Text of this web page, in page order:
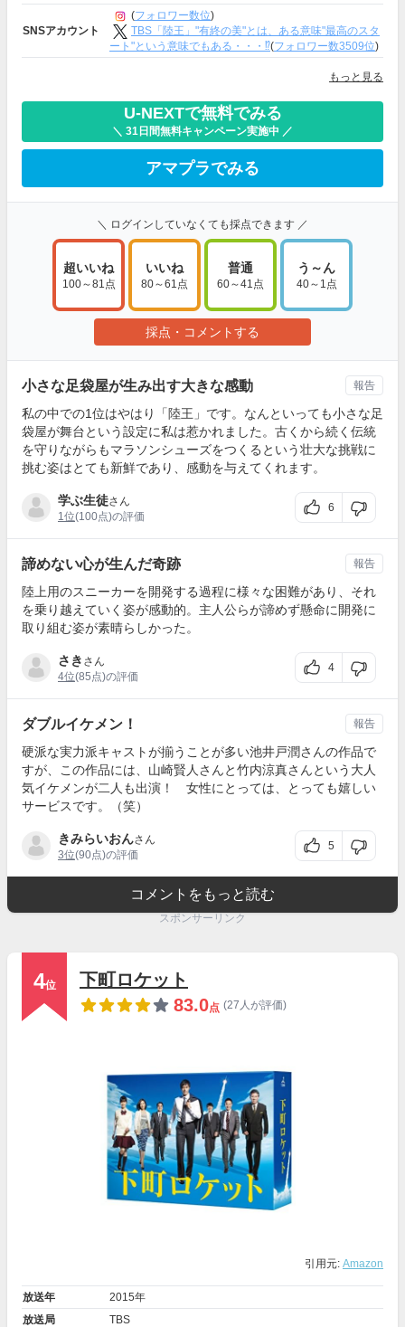
SNSアカウント
(フォロワー数位)
TBS「陸王」"有終の美"とは、ある意味"最高のスタ
ート"という意味でもある・・・⁉️(フォロワー数3509位)
もっと見る
U-NEXTで無料でみる
＼ 31日間無料キャンペーン実施中 ／
アマプラでみる
＼ ログインしていなくても採点できます ／
超いいね
100～81点
いいね
80～61点
普通
60～41点
う～ん
40～1点
採点・コメントする
小さな足袋屋が生み出す大きな感動
私の中での1位はやはり「陸王」です。なんといっても小さな足
袋屋が舞台という設定に私は惹かれました。古くから続く伝統
を守りながらもマラソンシューズをつくるという壮大な挑戦に
挑む姿はとても新鮮であり、感動を与えてくれます。
学ぶ生徒さん
1位(100点)の評価
6
報告
諦めない心が生んだ奇跡
陸上用のスニーカーを開発する過程に様々な困難があり、それ
を乗り越えていく姿が感動的。主人公らが諦めず懸命に開発に
取り組む姿が素晴らしかった。
さき さん
4位(85点)の評価
4
報告
ダブルイケメン！
硬派な実力派キャストが揃うことが多い池井戸潤さんの作品で
すが、この作品には、山崎賢人さんと竹内涼真さんという大人
気イケメンが二人も出演！ 女性にとっては、とっても嬉しい
サービスです。（笑）
きみらいおんさん
3位(90点)の評価
5
報告
コメントをもっと読む
スポンサーリンク
4位
下町ロケット
83.0点 (27人が評価)
引用元: Amazon
放送年
2015年
放送局
TBS